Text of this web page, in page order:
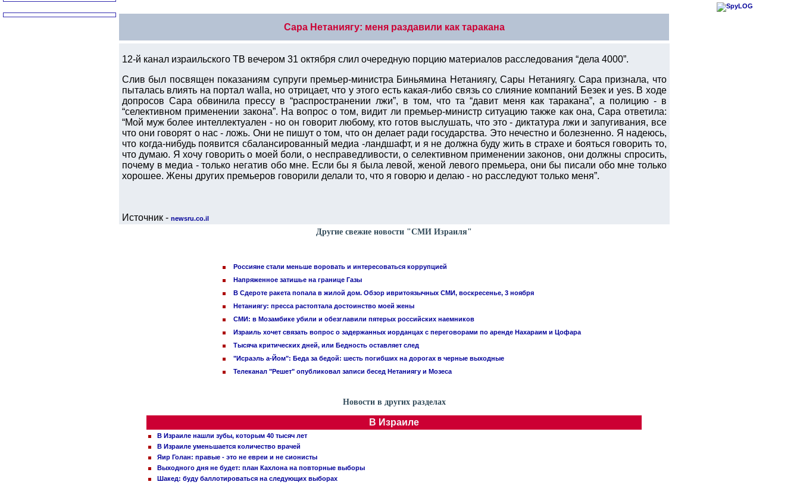
Сара Нетаниягу: меня раздавили как таракана
12-й канал израильского ТВ вечером 31 октября слил очередную порцию материалов расследования “дела 4000”.
Слив был посвящен показаниям супруги премьер-министра Биньямина Нетаниягу, Сары Нетаниягу. Сара признала, что
пыталась влиять на портал walla, но отрицает, что у этого есть какая-либо связь со слияние компаний Безек и yes. В ходе
допросов Сара обвинила прессу в “распространении лжи”, в том, что та “давит меня как таракана”, а полицию - в
“селективном применении закона”. На вопрос о том, видит ли премьер-министр ситуацию также как она, Сара ответила:
“Мой муж более интеллектуален - но он говорит любому, кто готов выслушать, что это - диктатура лжи и запугивания, все
что они говорят о нас - ложь. Они не пишут о том, что он делает ради государства. Это нечестно и болезненно. Я надеюсь,
что когда-нибудь появится сбалансированный медиа -ландшафт, и я не должна буду жить в страхе и бояться говорить то,
что думаю. Я хочу говорить о моей боли, о несправедливости, о селективном применении законов, они должны спросить,
почему в медиа - только негатив обо мне. Если бы я была левой, женой левого премьера, они бы писали обо мне только
хорошее. Жены других премьеров говорили делали то, что я говорю и делаю - но расследуют только меня”.
Источник - newsru.co.il
Другие свежие новости "СМИ Израиля"
Россияне стали меньше воровать и интересоваться коррупцией
Напряженное затишье на границе Газы
В Сдероте ракета попала в жилой дом. Обзор ивритоязычных СМИ, воскресенье, 3 ноября
Нетаниягу: пресса растоптала достоинство моей жены
СМИ: в Мозамбике убили и обезглавили пятерых российских наемников
Израиль хочет связать вопрос о задержанных иорданцах с переговорами по аренде Нахараим и Цофара
Тысяча критических дней, или Бедность оставляет след
"Исраэль а-Йом": Беда за бедой: шесть погибших на дорогах в черные выходные
Телеканал "Решет" опубликовал записи бесед Нетаниягу и Мозеса
Новости в других разделах
В Израиле
В Израиле нашли зубы, которым 40 тысяч лет
В Израиле уменьшается количество врачей
Яир Голан: правые - это не евреи и не сионисты
Выходного дня не будет: план Кахлона на повторные выборы
Шакед: буду баллотироваться на следующих выборах